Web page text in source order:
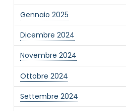
Gennaio 2025
Dicembre 2024
Novembre 2024
Ottobre 2024
Settembre 2024
MAIL REFERENTE*
MOTIVO DEL CONTATTO*